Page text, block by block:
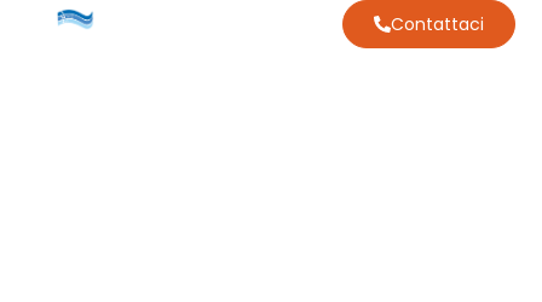
Contattaci